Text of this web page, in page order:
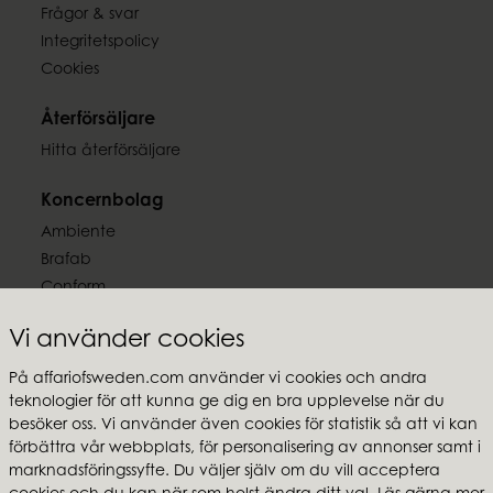
Vi använder cookies
På affariofsweden.com använder vi cookies och andra
teknologier för att kunna ge dig en bra upplevelse när du
besöker oss. Vi använder även cookies för statistik så att vi kan
förbättra vår webbplats, för personalisering av annonser samt i
marknadsföringssyfte. Du väljer själv om du vill acceptera
7332793188775
4,85 kg
Frågor & svar
Integritetspolicy
Cookies
Återförsäljare
Hitta återförsäljare
Koncernbolag
Ambiente
Brafab
Conform
MTI
Följ oss